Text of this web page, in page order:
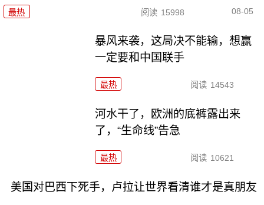
最热 阅读 15998 08-05
暴风来袭，这局决不能输，想赢
一定要和中国联手
最热 阅读 14543
河水干了，欧洲的底裤露出来
了，“生命线”告急
最热 阅读 10621
美国对巴西下死手，卢拉让世界看清谁才是真朋友